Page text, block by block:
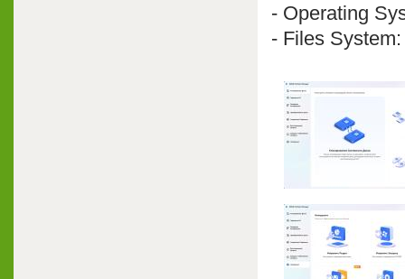
- Operating
- Files